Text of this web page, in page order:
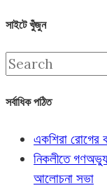
সাইটে খুঁজুন
সর্বাধিক পঠিত
একশিরা রোগের
নিকলীতে
আলোচনা সভা